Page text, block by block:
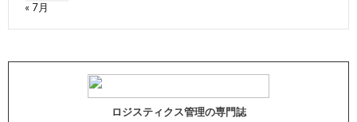
« 7月
ロジスティクス管理の専門誌